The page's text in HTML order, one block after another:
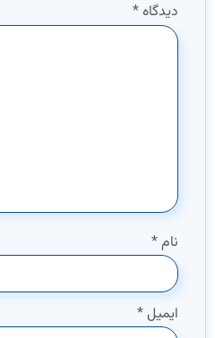
دیدگاه*
نام*
ایمیل*